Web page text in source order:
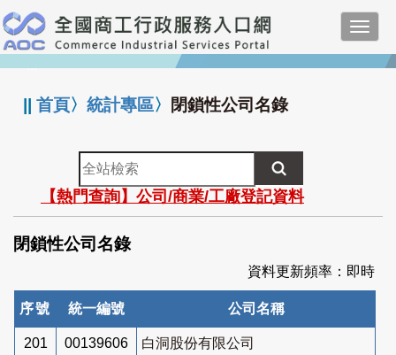
跳
到
主
要
:::
||首頁〉統計專區〉 閉鎖性公司名錄
全
站
檢
索
【熱門查詢】公司/商業/工廠登記資料
閉鎖性公司名錄
資料更新頻率：即時
序號 統一編號 公司名稱
201 00139606 白洞股份有限公司